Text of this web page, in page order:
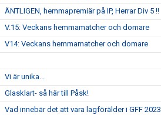
ÄNTLIGEN, hemmapremiär på IP, Herrar Div 5 !!
V.15: Veckans hemmamatcher och domare
V14: Veckans hemmamatcher och domare
Vi är unika...
Glasklart- så här till Påsk!
Vad innebär det att vara lagförälder i GFF 2023